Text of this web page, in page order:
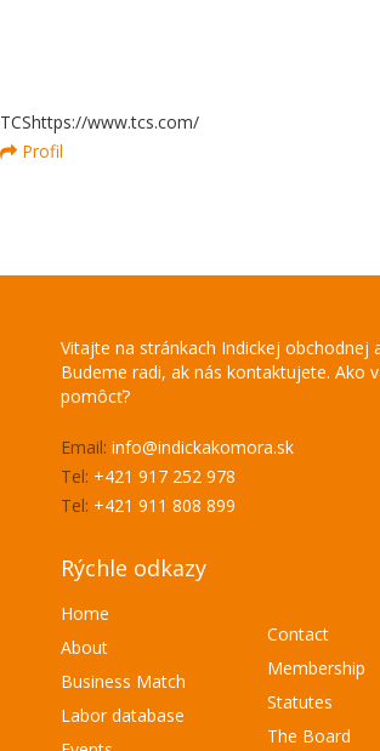
TCShttps://www.tcs.com/
Profil
Vitajte na stránkach Indickej obchodnej
Budeme radi, ak nás kontaktujete. Ako
pomôcť?
Email: info@indickakomora.sk
Tel: +421 917 252 978
Tel: +421 911 808 899
Rýchle odkazy
Home
About
Business Match
Labor database
Contact
Membership
Statutes
The Board